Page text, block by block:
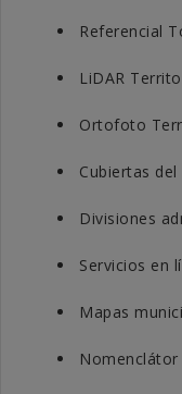
Referencial
LiDAR
Ortofoto
Cubiertas del
Divisiones
Servicios en
Mapas
Nomenclátor